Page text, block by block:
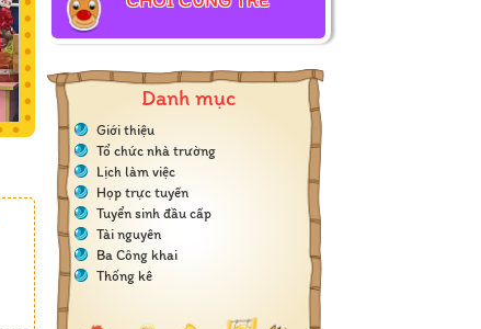
Danh mục
Giới thiệu
Tổ chức nhà trường
Lịch làm việc
Họp trực tuyến
Tuyển sinh đầu cấp
Tài nguyên
Ba Công khai
Thống kê